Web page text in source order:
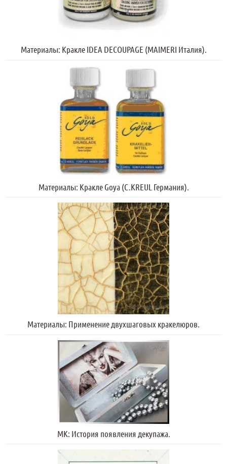
Материалы: Кракле IDEA DECOUPAGE (MAIMERI Италия).
Материалы: Кракле Goya (C.KREUL Германия).
Материалы: Применение двухшаговых кракелюров.
МК: История появления декупажа.